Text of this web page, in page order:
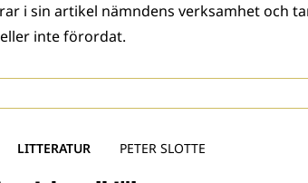
i sin artikel nämndens verksamhet och
inte förordat.
LITTERATUR PETER SLOTTE